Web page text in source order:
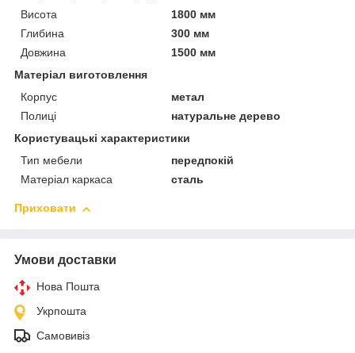
Висота
1800 мм
Глибина
300 мм
Довжина
1500 мм
Матеріал виготовлення
Корпус
метал
Полиці
натуральне дерево
Користувацькі характеристики
Тип мебели
передпокій
Матеріал каркаса
сталь
Приховати
Умови доставки
Нова Пошта
Укрпошта
Самовивіз